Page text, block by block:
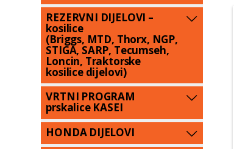
REZERVNI DIJELOVI –
kosilice
(Briggs, MTD, Thorx, NGP,
STIGA, SARP, Tecumseh,
Loncin, Traktorske
kosilice dijelovi)
VRTNI PROGRAM
prskalice KASEI
HONDA DIJELOVI